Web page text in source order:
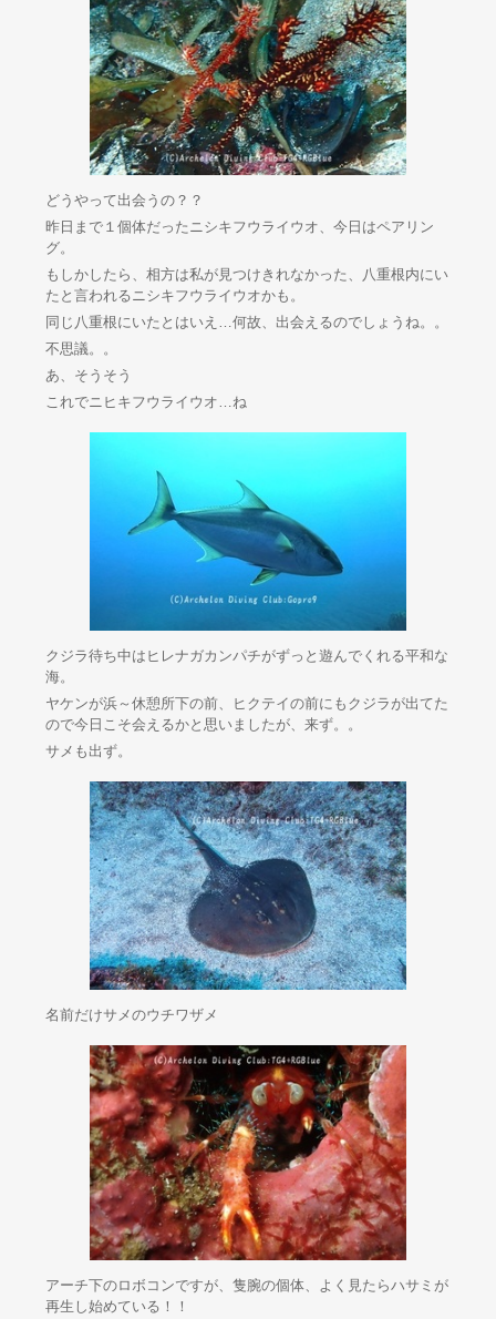
どうやって出会うの？？
昨日まで１個体だったニシキフウライウオ、今日はペアリン
グ。
もしかしたら、相方は私が見つけきれなかった、八重根内にい
たと言われるニシキフウライウオかも。
同じ八重根にいたとはいえ…何故、出会えるのでしょうね。。
不思議。。
あ、そうそう
これでニヒキフウライウオ…ね
クジラ待ち中はヒレナガカンパチがずっと遊んでくれる平和な
海。
ヤケンが浜～休憩所下の前、ヒクテイの前にもクジラが出てた
ので今日こそ会えるかと思いましたが、来ず。。
サメも出ず。
名前だけサメのウチワザメ
アーチ下のロボコンですが、隻腕の個体、よく見たらハサミが
再生し始めている！！